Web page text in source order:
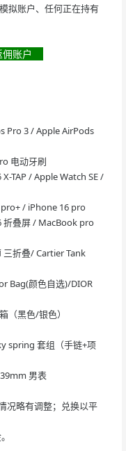
拟账户、任何正在持有
账户
/ Apple AirPods
牙刷
Apple Watch SE /
iPhone 16 pro
/ MacBook pro
/ Cartier Tank
颜色自选)/DIOR
色/银色）
套组（手链+项
男表
况略有调整；兑换以平